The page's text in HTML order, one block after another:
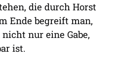
die durch Horst
Ende begreift man,
nur eine Gabe,
ist.